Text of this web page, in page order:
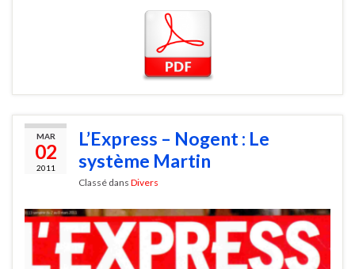
MAR
02
2011
L’Express – Nogent : Le
système Martin
Classé dans Divers